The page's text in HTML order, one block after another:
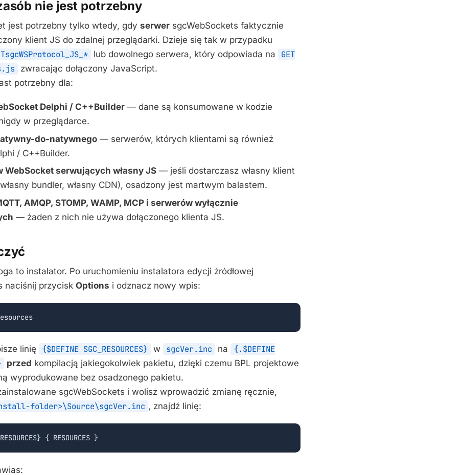
nie jest potrzebny
jest potrzebny tylko wtedy, gdy serwer sgcWebSockets faktycznie
klient JS do zdalnej przeglądarki. Dzieje się tak w przypadku
TsgcWSProtocol_JS_* lub dowolnego serwera, który odpowiada na
GET
zwracając dołączony JavaScript.
potrzebny dla:
Delphi / C++Builder— dane są konsumowane w kodzie
w przeglądarce.
do-natywnego— serwerów, których klientami są również
/ C++Builder.
WebSocket serwujących własny JS— jeśli dostarczasz własny klient
bundler, własny CDN), osadzony jest martwym balastem.
AMQP, STOMP, WAMP, MCP i serwerów wyłącznie
— żaden z nich nie używa dołączonego klienta JS.
to instalator. Po uruchomieniu instalatora edycji źródłowej
naciśnij przycisk Options i odznacz nowy wpis:
linię {$DEFINE SGC_RESOURCES} w sgcVer.inc na
{.$DEFINE
przed kompilacją jakiegokolwiek pakietu, dzięki czemu BPL projektowe
wyprodukowane bez osadzonego pakietu.
sgcWebSockets i wolisz wprowadzić zmianę ręcznie,
folder>\Source\sgcVer.inc , znajdź linię:
{ RESOURCES }